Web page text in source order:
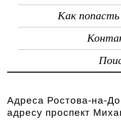
Как
Адреса Ростова-на-
адресу проспект